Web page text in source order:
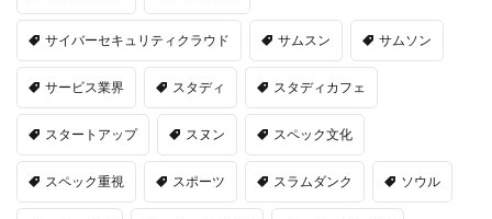
サイバーセキュリティクラウド サムスン サムソン
サービス業界 スタディ スタディカフェ
スタートアップ スヌン スペック文化
スペック重視 スポーツ スラムダンク ソウル